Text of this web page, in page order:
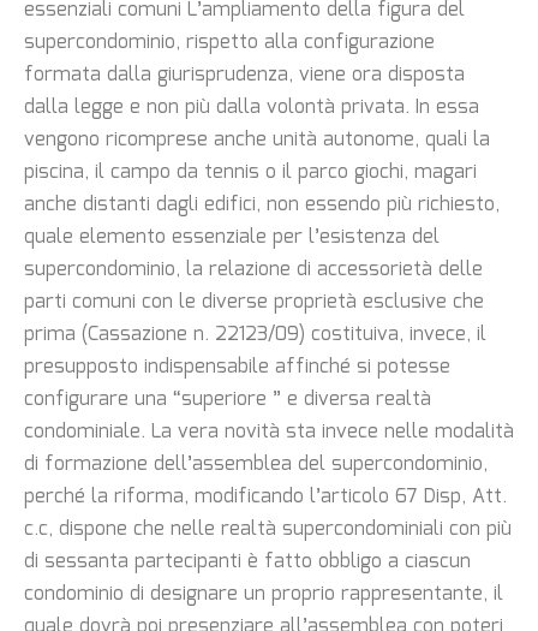
essenziali comuni L’ampliamento della figura del
supercondominio, rispetto alla configurazione
formata dalla giurisprudenza, viene ora disposta
dalla legge e non più dalla volontà privata. In essa
vengono ricomprese anche unità autonome, quali la
piscina, il campo da tennis o il parco giochi, magari
anche distanti dagli edifici, non essendo più richiesto,
quale elemento essenziale per l’esistenza del
supercondominio, la relazione di accessorietà delle
parti comuni con le diverse proprietà esclusive che
prima (Cassazione n. 22123/09) costituiva, invece, il
presupposto indispensabile affinché si potesse
configurare una “superiore ” e diversa realtà
condominiale. La vera novità sta invece nelle modalità
di formazione dell’assemblea del supercondominio,
perché la riforma, modificando l’articolo 67 Disp, Att.
c.c, dispone che nelle realtà supercondominiali con più
di sessanta partecipanti è fatto obbligo a ciascun
condominio di designare un proprio rappresentante, il